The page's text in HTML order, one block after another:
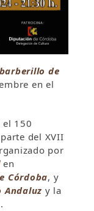
de
en el
el 150
del XVII
por
en
Córdoba, y
Andaluz y la